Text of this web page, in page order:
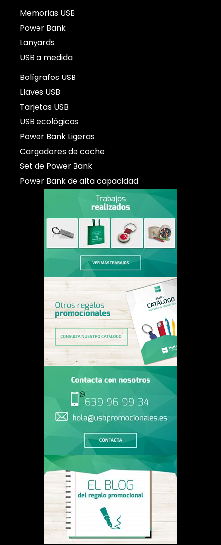
Memorias USB
Power Bank
Lanyards
USB a medida
Bolígrafos USB
Llaves USB
Tarjetas USB
USB ecológicos
Power Bank Ligeras
Cargadores de coche
Set de Power Bank
Power Bank de alta capacidad